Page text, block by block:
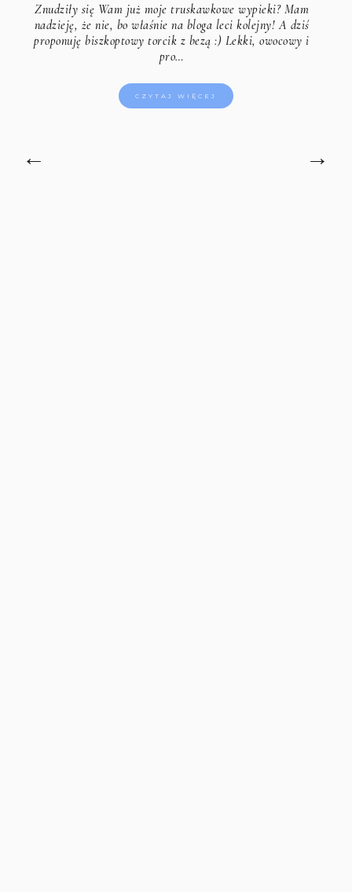
Znudziły się Wam już moje truskawkowe wypieki? Mam
nadzieję, że nie, bo właśnie na bloga leci kolejny! A dziś
proponuję biszkoptowy torcik z bezą :) Lekki, owocowy i
pro…
CZYTAJ WIĘCEJ
← →